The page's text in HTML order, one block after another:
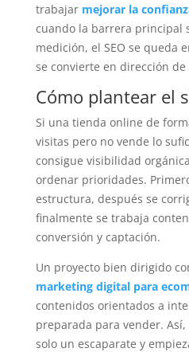
trabajar mejorar la
cuando la barrera principal
medición, el SEO se queda
se convierte en dirección
Cómo plantear el
Si una tienda online de
visitas pero no vende lo
consigue visibilidad
ordenar prioridades.
estructura, después se
finalmente se trabaja
conversión y captación.
Un proyecto bien dirigido
marketing digital para
contenidos orientados a
preparada para vender.
solo un escaparate y